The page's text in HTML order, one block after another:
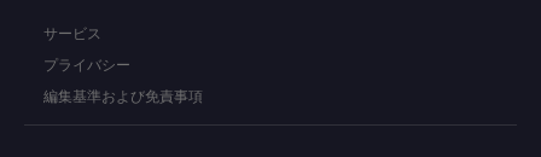
サービス
プライバシー
編集基準および免責事項